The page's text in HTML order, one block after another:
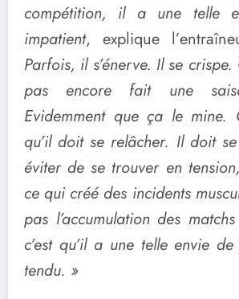
compétition, il a une telle
impatient, explique
Parfois, il s’énerve. Il se crispe.
pas encore fait une
Evidemment que ça le mine.
qu’il doit se relâcher. Il doit
éviter de se trouver en
ce qui créé des incidents
pas l’accumulation des
c’est qu’il a une telle envie
tendu. »